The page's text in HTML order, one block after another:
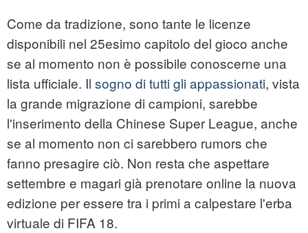
Come da tradizione, sono tante le licenze
disponibili nel 25esimo capitolo del gioco anche
se al momento non è possibile conoscerne una
lista ufficiale. Il sogno di tutti gli appassionati, vista
la grande migrazione di campioni, sarebbe
l'inserimento della Chinese Super League, anche
se al momento non ci sarebbero rumors che
fanno presagire ciò. Non resta che aspettare
settembre e magari già prenotare online la nuova
edizione per essere tra i primi a calpestare l'erba
virtuale di FIFA 18.